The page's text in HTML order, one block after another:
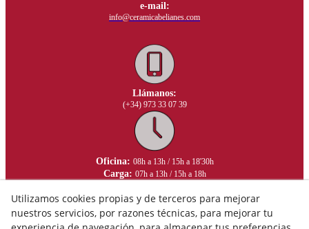
e-mail:
info@ceramicabelianes.com
Llámanos:
(+34) 973 33 07 39
Oficina: 08h a 13h / 15h a 18'30h
Carga: 07h a 13h / 15h a 18h
Utilizamos cookies propias y de terceros para mejorar
nuestros servicios, por razones técnicas, para mejorar tu